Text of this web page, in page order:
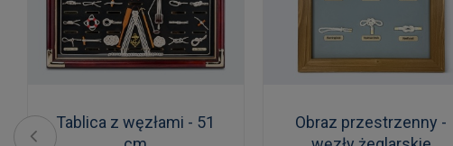
Tablica z węzłami - 51
Obraz przestrzenny -